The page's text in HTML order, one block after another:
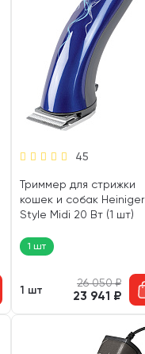
45
Триммер для стрижки
кошек и собак Heiniger
Style Midi 20 Вт (1 шт)
1 шт
1 шт
26 050₽
23 941 ₽